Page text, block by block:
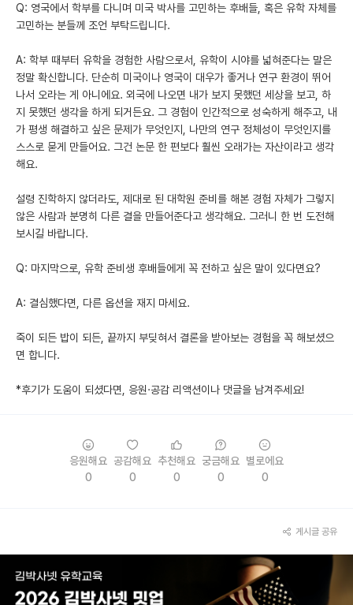
Q: 영국에서 학부를 다니며 미국 박사를 고민하는 후배들, 혹은 유학 자체를
고민하는 분들께 조언 부탁드립니다.
A: 학부 때부터 유학을 경험한 사람으로서, 유학이 시야를 넓혀준다는 말은
정말 확신합니다. 단순히 미국이나 영국이 대우가 좋거나 연구 환경이 뛰어
나서 오라는 게 아니에요. 외국에 나오면 내가 보지 못했던 세상을 보고, 하
지 못했던 생각을 하게 되거든요. 그 경험이 인간적으로 성숙하게 해주고, 내
가 평생 해결하고 싶은 문제가 무엇인지, 나만의 연구 정체성이 무엇인지를
스스로 묻게 만들어요. 그건 논문 한 편보다 훨씬 오래가는 자산이라고 생각
해요.
설령 진학하지 않더라도, 제대로 된 대학원 준비를 해본 경험 자체가 그렇지
않은 사람과 분명히 다른 결을 만들어준다고 생각해요. 그러니 한 번 도전해
보시길 바랍니다.
Q: 마지막으로, 유학 준비생 후배들에게 꼭 전하고 싶은 말이 있다면요?
A: 결심했다면, 다른 옵션을 재지 마세요.
죽이 되든 밥이 되든, 끝까지 부딪혀서 결론을 받아보는 경험을 꼭 해보셨으
면 합니다.
*후기가 도움이 되셨다면, 응원·공감 리액션이나 댓글을 남겨주세요!
응원해요
0
공감해요
0
추천해요
0
궁금해요
0
별로에요
0
게시글 공유